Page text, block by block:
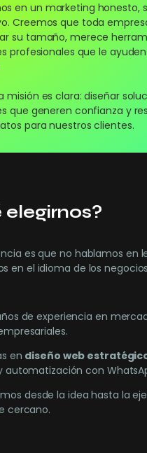
en un marketing honesto,
Creemos que toda
su tamaño, merece
profesionales que le
misión es clara: diseñar
que generen confianza y
para nuestros clientes.
elegirnos?
es que no hablamos en
en el idioma de los
de experiencia en
en diseño web
automatización con
desde la idea hasta la
cercano.